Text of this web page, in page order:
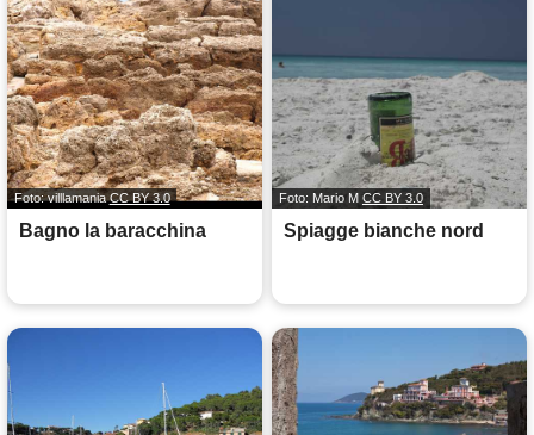
Foto: villlamaniaCC BY 3.0
Bagno la baracchina
Foto: Mario M CC BY 3.0
Spiagge bianche nord